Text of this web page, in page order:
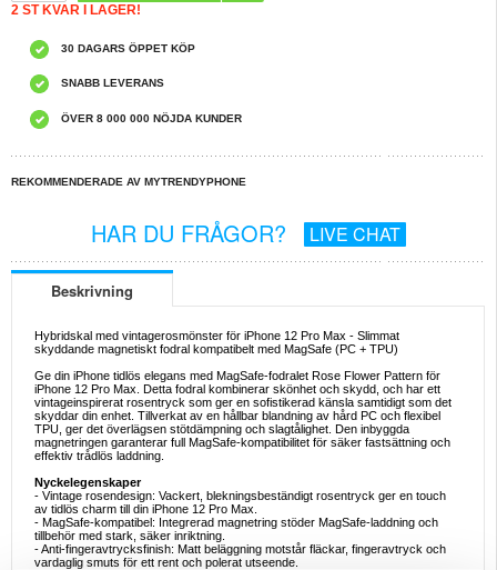
2 ST KVAR I LAGER!
30 DAGARS ÖPPET KÖP
SNABB LEVERANS
ÖVER 8 000 000 NÖJDA KUNDER
REKOMMENDERADE AV MYTRENDYPHONE
HAR DU FRÅGOR? LIVE CHAT
Beskrivning
Hybridskal med vintagerosmönster för iPhone 12 Pro Max - Slimmat
skyddande magnetiskt fodral kompatibelt med MagSafe (PC + TPU)
Ge din iPhone tidlös elegans med MagSafe-fodralet Rose Flower Pattern för
iPhone 12 Pro Max. Detta fodral kombinerar skönhet och skydd, och har ett
vintageinspirerat rosentryck som ger en sofistikerad känsla samtidigt som det
skyddar din enhet. Tillverkat av en hållbar blandning av hård PC och flexibel
TPU, ger det överlägsen stötdämpning och slagtålighet. Den inbyggda
magnetringen garanterar full MagSafe-kompatibilitet för säker fastsättning och
effektiv trådlös laddning.
Nyckelegenskaper
- Vintage rosendesign: Vackert, blekningsbeständigt rosentryck ger en touch
av tidlös charm till din iPhone 12 Pro Max.
- MagSafe-kompatibel: Integrerad magnetring stöder MagSafe-laddning och
tillbehör med stark, säker inriktning.
- Anti-fingeravtrycksfinish: Matt beläggning motstår fläckar, fingeravtryck och
vardaglig smuts för ett rent och polerat utseende.